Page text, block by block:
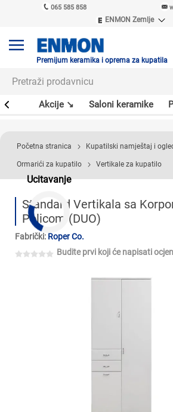
065 585 858
ENMON Zemlje
ENMON MKD
Premijum keramika i oprema za kupatila
Akcije ↘ Saloni keramike
Ucitavanje
Početna stranica Kupatilski namještaj i
Ormarići za kupatilo Vertikale za kupatilo
Standard Vertikala sa
Policom (DUO)
Fabrički: Roper Co.
Budite prvi koji će napisati